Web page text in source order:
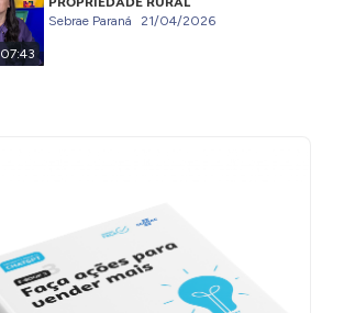
07:43
Sebrae Paraná 21/04/2026